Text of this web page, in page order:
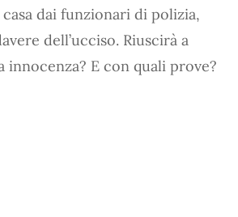
dai funzionari di polizia,
dell’ucciso. Riuscirà a
innocenza? E con quali prove?